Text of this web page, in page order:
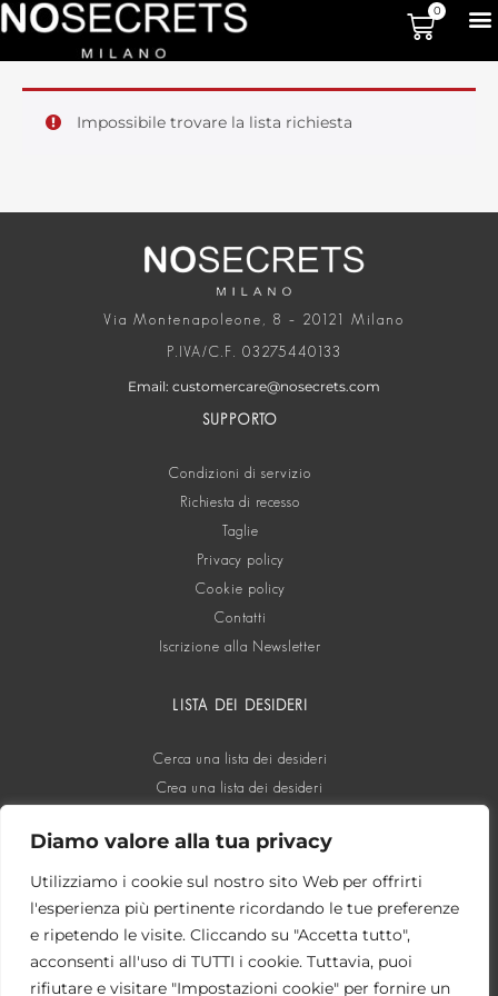
Diamo valore alla tua privacy
Utilizziamo i cookie sul nostro sito Web per offrirti
l'esperienza più pertinente ricordando le tue preferenze
e ripetendo le visite. Cliccando su "Accetta tutto",
acconsenti all'uso di TUTTI i cookie. Tuttavia, puoi
rifiutare e visitare "Impostazioni cookie" per fornire un
0
Impossibile trovare la lista richiesta
Via Montenapoleone, 8 – 20121 Milano
P.IVA/C.F. 03275440133
Email: customercare@nosecrets.com
SUPPORTO
Condizioni di servizio
Richiesta di recesso
Taglie
Privacy policy
Cookie policy
Contatti
Iscrizione alla Newsletter
LISTA DEI DESIDERI
Cerca una lista dei desideri
Crea una lista dei desideri
SOCIAL